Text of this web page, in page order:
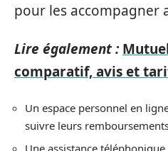
pour les accompagner
Lire également :
comparatif, avis et
Un espace personnel en
suivre leurs
Une assistance